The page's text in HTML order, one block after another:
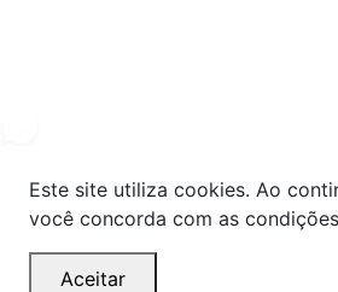
Este site utiliza cookies. Ao
você concorda com as
Aceitar